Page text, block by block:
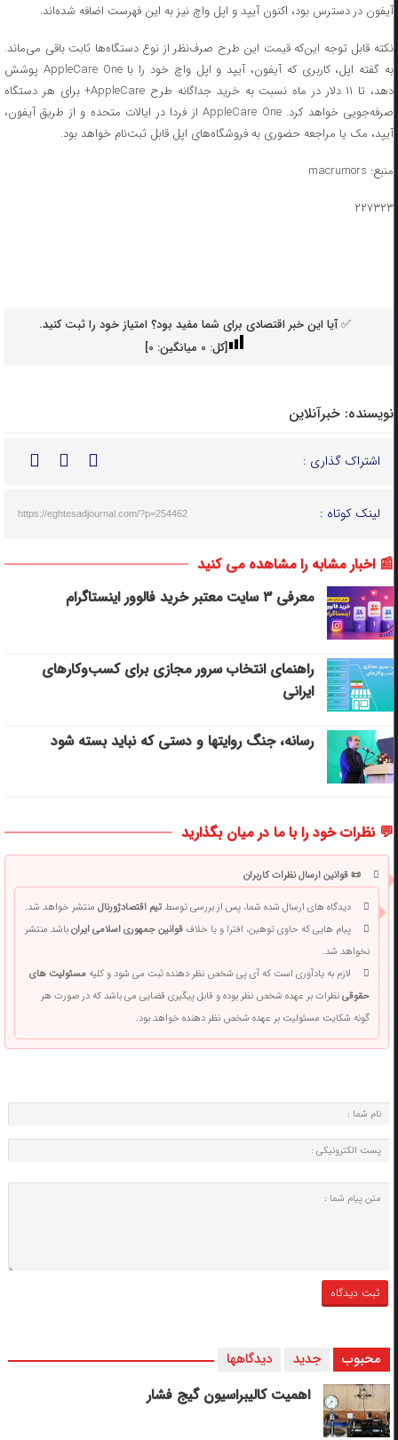
آیفون در دسترس بود، اکنون آیپد و اپل واچ نیز به این فهرست اضافه شده‌اند.
نکته قابل توجه این‌که قیمت این طرح صرف‌نظر از نوع دستگاه‌ها ثابت باقی می‌ماند.
به گفته اپل، کاربری که آیفون، آیپد و اپل واچ خود را با AppleCare One پوشش
دهد، تا ۱۱ دلار در ماه نسبت به خرید جداگانه طرح AppleCare+ برای هر دستگاه
صرفه‌جویی خواهد کرد. AppleCare One از فردا در ایالات متحده و از طریق آیفون،
آیپد، مک یا مراجعه حضوری به فروشگاه‌های اپل قابل ثبت‌نام خواهد بود.
منبع: macrumors
۲۲۷۳۲۳
✅ آیا این خبر اقتصادی برای شما مفید بود؟ امتیاز خود را ثبت کنید.
[کل: 0میانگین: 0
]
نویسنده: خبرآنلاین
اشتراک گذاری :
لینک کوتاه : https://eghtesadjournal.com/?p=254462
📰 اخبار مشابه را مشاهده می کنید
معرفی ۳ سایت معتبر خرید فالوور اینستاگرام
راهنمای انتخاب سرور مجازی برای کسب‌وکارهای
ایرانی
رسانه، جنگ روایتها و دستی که نباید بسته شود
💬 نظرات خود را با ما در میان بگذارید
📜 قوانین ارسال نظرات کاربران
دیدگاه های ارسال شده شما، پس از بررسی توسطتیم اقتصادژورنالمنتشر خواهد شد.
پیام هایی که حاوی توهین، افترا و یا خلافقوانین جمهوری اسلامی ایرانباشد منتشر
نخواهد شد.
لازم به یادآوری است که آی پی شخص نظر دهنده ثبت می شود و کلیهمسئولیت های
حقوقینظرات بر عهده شخص نظر بوده و قابل پیگیری قضایی می باشد که در صورت هر
گونه شکایت مسئولیت بر عهده شخص نظر دهنده خواهد بود.
محبوب جدید دیدگاهها
اهمیت کالیبراسیون گیج فشار